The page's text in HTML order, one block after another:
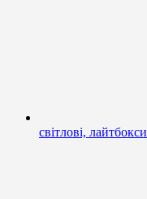
світлові, лайтбокси